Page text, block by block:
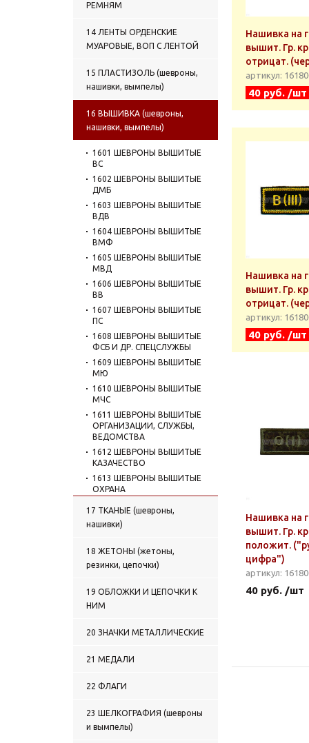
РЕМНЯМ
14 ЛЕНТЫ ОРДЕНСКИЕ
МУАРОВЫЕ, ВОП С ЛЕНТОЙ
15 ПЛАСТИЗОЛЬ (шевроны,
нашивки, вымпелы)
16 ВЫШИВКА (шевроны,
нашивки, вымпелы)
1601 ШЕВРОНЫ ВЫШИТЫЕ
ВС
1602 ШЕВРОНЫ ВЫШИТЫЕ
ДМБ
1603 ШЕВРОНЫ ВЫШИТЫЕ
ВДВ
1604 ШЕВРОНЫ ВЫШИТЫЕ
ВМФ
1605 ШЕВРОНЫ ВЫШИТЫЕ
МВД
1606 ШЕВРОНЫ ВЫШИТЫЕ
ВВ
1607 ШЕВРОНЫ ВЫШИТЫЕ
ПС
1608 ШЕВРОНЫ ВЫШИТЫЕ
ФСБ И ДР. СПЕЦСЛУЖБЫ
1609 ШЕВРОНЫ ВЫШИТЫЕ
МЮ
1610 ШЕВРОНЫ ВЫШИТЫЕ
МЧС
1611 ШЕВРОНЫ ВЫШИТЫЕ
ОРГАНИЗАЦИИ, СЛУЖБЫ,
ВЕДОМСТВА
1612 ШЕВРОНЫ ВЫШИТЫЕ
КАЗАЧЕСТВО
1613 ШЕВРОНЫ ВЫШИТЫЕ
ОХРАНА
УЧЕБНЫЕ ЗАВЕДЕНИЯ
1615 КУРСОВКИ ВЫШИТЫЕ
1616 ШЕВРОНЫ ВЫШИТЫЕ
ПРОЧИЕ
1617 ШЕВРОНЫ ВЫШИТЫЕ
1618 НАШИВКИ НА ГРУДЬ
ВЫШИТЫЕ ГРУППЫ КРОВИ
ВЫШИТЫЕ ВС
ВЫШИТЫЕ ПС
ВЫШИТЫЕ ВМФ
ВЫШИТЫЕ МВД
1623 НАШИВКИ НА ГРУДЬ
17 ТКАНЫЕ (шевроны,
нашивки)
18 ЖЕТОНЫ (жетоны,
резинки, цепочки)
19 ОБЛОЖКИ И ЦЕПОЧКИ К
НИМ
20 ЗНАЧКИ МЕТАЛЛИЧЕСКИЕ
21 МЕДАЛИ
22 ФЛАГИ
23 ШЕЛКОГРАФИЯ (шевроны
и вымпелы)
Нашивка на
вышит. Гр.
отрицат.
артикул:
40 руб. /шт
Нашивка на
вышит. Гр.
отрицат.
артикул:
40 руб. /шт
Нашивка на
вышит. Гр.
положит.
цифра")
артикул:
40 руб. /шт